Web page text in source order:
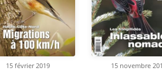
15 février 2019 15 novembre